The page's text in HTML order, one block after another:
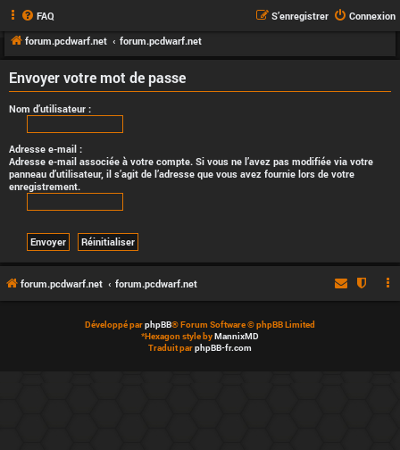
FAQ Connexion
S’enregistrer
forum.pcdwarf.net
forum.pcdwarf.net
Envoyer votre mot de passe
Nom d’utilisateur :
Adresse e-mail :
Adresse e-mail associée à votre compte. Si vous ne l’avez pas modifiée via votre
panneau d’utilisateur, il s’agit de l’adresse que vous avez fournie lors de votre
enregistrement.
forum.pcdwarf.net forum.pcdwarf.net
Développé parphpBB® Forum Software © phpBB Limited
*Hexagon style byMannixMD
Traduit parphpBB-fr.com